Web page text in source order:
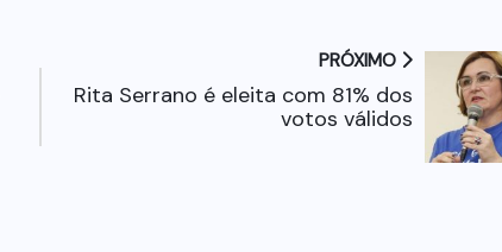
PRÓXIMO
Rita Serrano é eleita com 81% dos
votos válidos